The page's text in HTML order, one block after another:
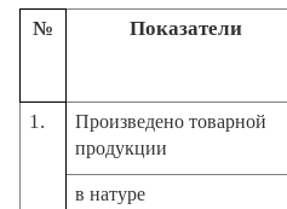
№ Показатели
1.
Произведено товарной
продукции
внатуре